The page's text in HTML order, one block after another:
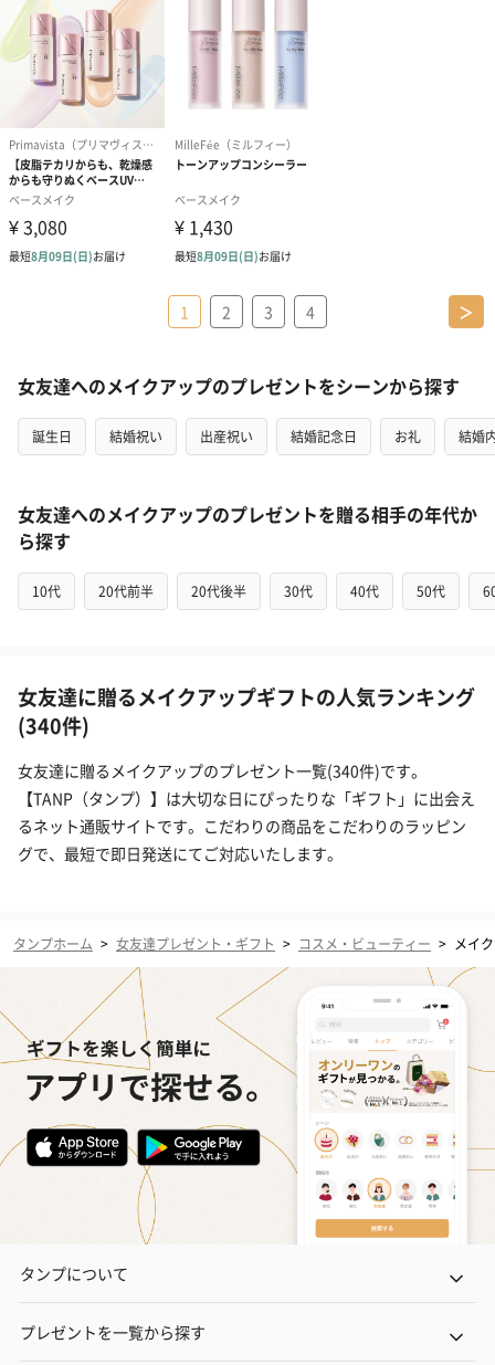
1 2 3 4 ＞
女友達へのメイクアップのプレゼントをシーンから探す
誕生日 結婚祝い 出産祝い 結婚記念日 お礼 結婚
女友達へのメイクアップのプレゼントを贈る相手の年代か
ら探す
10代 20代前半 20代後半 30代 40代 50代
女友達に贈るメイクアップギフトの人気ランキング
(340件)
女友達に贈るメイクアップのプレゼント一覧(340件)です。
【TANP（タンプ）】は大切な日にぴったりな「ギフト」に出会え
るネット通販サイトです。こだわりの商品をこだわりのラッピン
グで、最短で即日発送にてご対応いたします。
タンプホーム > 女友達プレゼント・ギフト > コスメ・ビューティー > メイ
タンプについて
プレゼントを一覧から探す